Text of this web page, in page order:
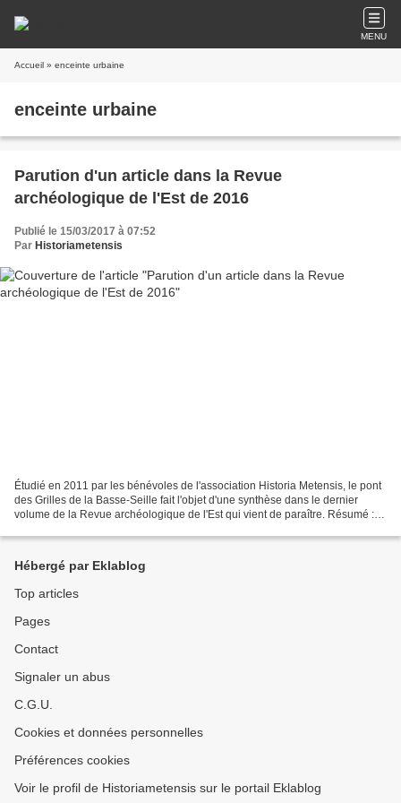
MENU
Accueil » enceinte urbaine
enceinte urbaine
Parution d'un article dans la Revue
archéologique de l'Est de 2016
Publié le 15/03/2017 à 07:52
Par Historiametensis
Étudié en 2011 par les bénévoles de l'association Historia Metensis, le pont
des Grilles de la Basse-Seille fait l'objet d'une synthèse dans le dernier
volume de la Revue archéologique de l'Est qui vient de paraître. Résumé :
Hébergé par Eklablog
Top articles
Pages
Contact
Signaler un abus
C.G.U.
Cookies et données personnelles
Préférences cookies
Voir le profil de Historiametensis sur le portail Eklablog